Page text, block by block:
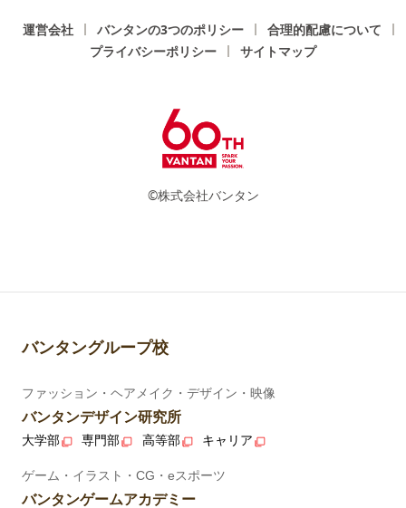
運営会社 バンタンの3つのポリシー
合理的配慮について
プライバシーポリシー
サイトマップ
©株式会社バンタン
バンタングループ校
ファッション・ヘアメイク・デザイン・映像
バンタンデザイン研究所
大学部 専門部 高等部 キャリア
ゲーム・イラスト・CG・eスポーツ
バンタンゲームアカデミー